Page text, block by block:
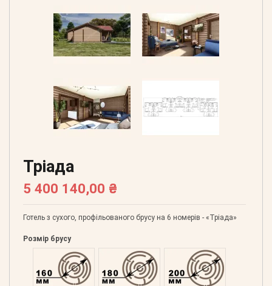
Тріада
5 400 140,00 ₴
Готель з сухого, профільованого брусу на 6 номерів - «Тріада»
Розмір брусу
Оциліндрований 160Оциліндрований 180Оциліндрований 200